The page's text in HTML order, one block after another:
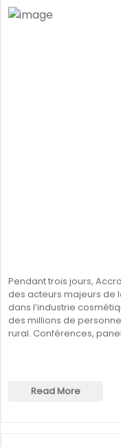
Pendant trois jours,
des acteurs majeurs de
dans l’industrie
des millions de
rural. Conférences,
Read More